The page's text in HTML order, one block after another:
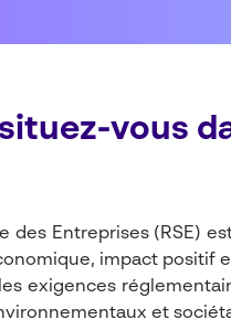
situez-vous
des Entreprises (RSE)
impact positif
exigences
et